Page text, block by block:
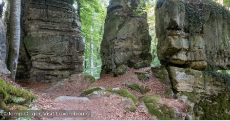
©Jemp Origer, Visit Luxembourg